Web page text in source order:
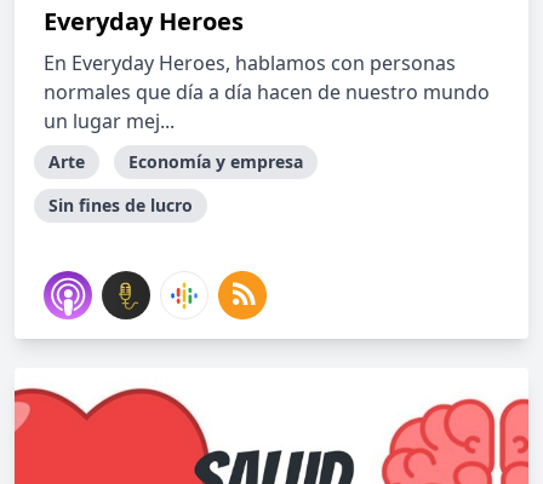
Everyday Heroes
En Everyday Heroes, hablamos con personas
normales que día a día hacen de nuestro mundo
un lugar mej...
Arte
Economía y empresa
Sin fines de lucro